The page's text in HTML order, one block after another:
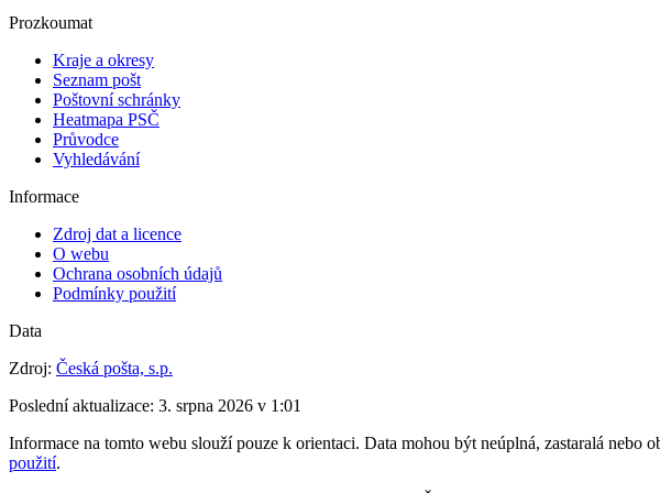
Prozkoumat
Kraje a okresy
Seznam pošt
Poštovní schránky
Heatmapa PSČ
Průvodce
Vyhledávání
Informace
Zdroj dat a licence
O webu
Ochrana osobních údajů
Podmínky použití
Data
Zdroj: Česká pošta, s.p.
Poslední aktualizace: 3. srpna 2026 v 1:01
Informace na tomto webu slouží pouze k orientaci. Data mohou být neúplná, zastaralá
použití.